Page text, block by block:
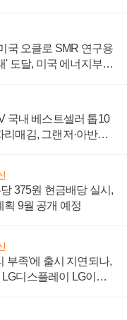
국 오클로 SMR 연구용
' 도달, 미국 에너지부
국내 베스트셀러 톱10
매김, 그랜저·아반떼
375원 현금배당 실시,
획 9월 공개 예정
부족'에 출시 지연되나,
디스플레이 LG이노